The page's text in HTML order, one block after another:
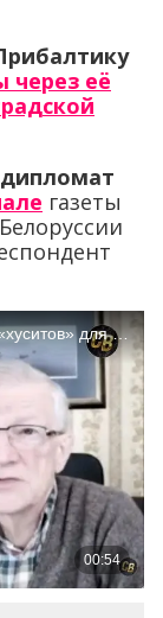
через её
дипломат
газеты